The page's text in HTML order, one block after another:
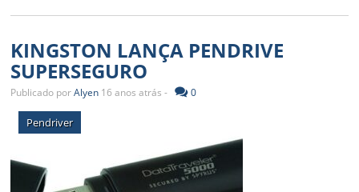
KINGSTON LANÇA PENDRIVE
SUPERSEGURO
Publicado porAlyen 16 anos atrás - 0
Pendriver